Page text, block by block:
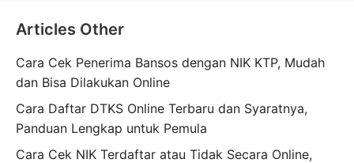
Articles Other
Cara Cek Penerima Bansos dengan NIK KTP, Mudah
dan Bisa Dilakukan Online
Cara Daftar DTKS Online Terbaru dan Syaratnya,
Panduan Lengkap untuk Pemula
Cara Cek NIK Terdaftar atau Tidak Secara Online,